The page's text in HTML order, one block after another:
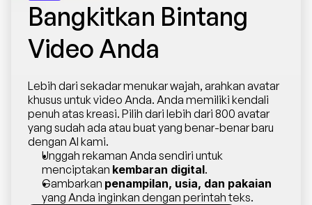
Bangkitkan Bintang
Video Anda
Lebih dari sekadar menukar wajah, arahkan avatar
khusus untuk video Anda. Anda memiliki kendali
penuh atas kreasi. Pilih dari lebih dari 800 avatar
yang sudah ada atau buat yang benar-benar baru
dengan AI kami.
Unggah rekaman Anda sendiri untuk
menciptakan kembaran digital.
Gambarkan penampilan, usia, dan pakaian
yang Anda inginkan dengan perintah teks.